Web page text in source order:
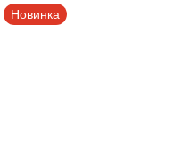
Новинка